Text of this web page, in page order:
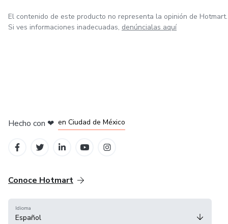
El contenido de este producto no representa la opinión de Hotmart.
Si ves informaciones inadecuadas, denúncialas aquí
Hecho con ❤ en Ciudad de México
Conoce Hotmart
Idioma
Español